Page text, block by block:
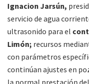
Ignacion Jarsún,
servicio de agua
ultrasonido para el
Limón; recursos
con parámetros
continúan ajustes en
la normal prestación del